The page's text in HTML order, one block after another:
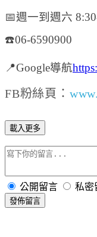
📅週一到週六
☎️06-6590900
📍Google導航
FB粉絲頁：
載入更多
公開留言 私密
發佈留言